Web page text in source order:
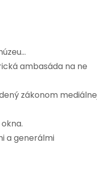
ambasáda na ne
zákonom
a generálmi